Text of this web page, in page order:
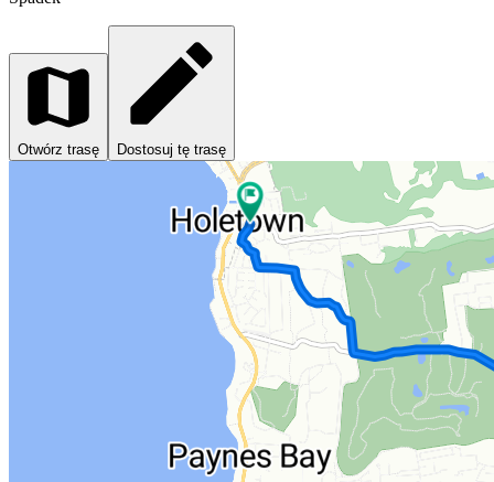
Otwórz trasę Dostosuj tę trasę